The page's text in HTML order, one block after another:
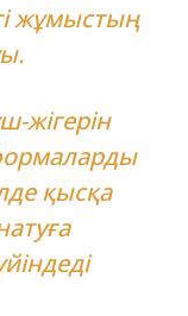
жұмыстың
жігерін
қысқа